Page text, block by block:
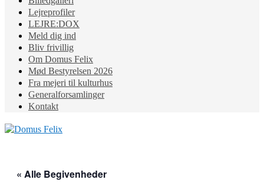
Lejreprofiler
LEJRE:DOX
Meld dig ind
Bliv frivillig
Om Domus Felix
Mød Bestyrelsen 2026
Fra mejeri til kulturhus
Generalforsamlinger
Kontakt
« Alle Begivenheder